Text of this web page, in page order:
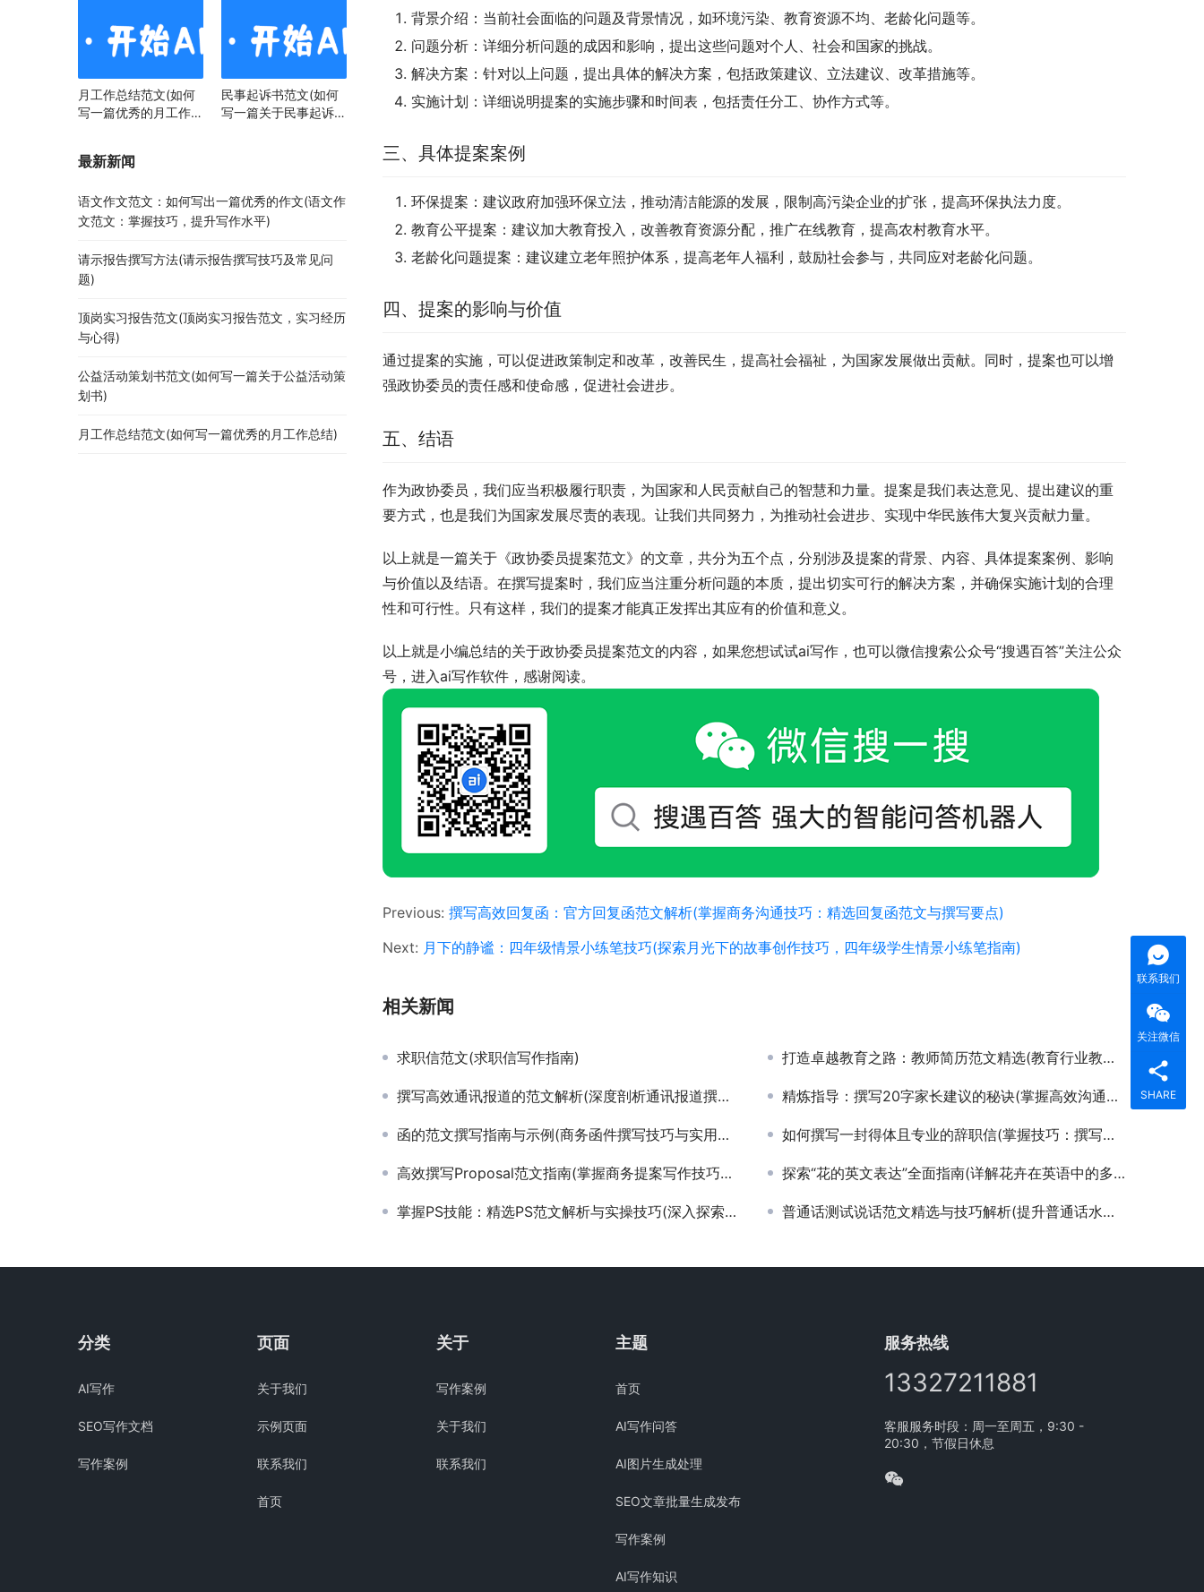
背景介绍：当前社会面临的问题及背景情况，如环境污染、教育资源不均、老龄化问题等。
问题分析：详细分析问题的成因和影响，提出这些问题对个人、社会和国家的挑战。
解决方案：针对以上问题，提出具体的解决方案，包括政策建议、立法建议、改革措施等。
实施计划：详细说明提案的实施步骤和时间表，包括责任分工、协作方式等。
三、具体提案案例
环保提案：建议政府加强环保立法，推动清洁能源的发展，限制高污染企业的扩张，提高环保执法力度。
教育公平提案：建议加大教育投入，改善教育资源分配，推广在线教育，提高农村教育水平。
老龄化问题提案：建议建立老年照护体系，提高老年人福利，鼓励社会参与，共同应对老龄化问题。
四、提案的影响与价值
通过提案的实施，可以促进政策制定和改革，改善民生，提高社会福祉，为国家发展做出贡献。同时，提案也可以增
强政协委员的责任感和使命感，促进社会进步。
五、结语
作为政协委员，我们应当积极履行职责，为国家和人民贡献自己的智慧和力量。提案是我们表达意见、提出建议的重
要方式，也是我们为国家发展尽责的表现。让我们共同努力，为推动社会进步、实现中华民族伟大复兴贡献力量。
以上就是一篇关于《政协委员提案范文》的文章，共分为五个点，分别涉及提案的背景、内容、具体提案案例、影响
与价值以及结语。在撰写提案时，我们应当注重分析问题的本质，提出切实可行的解决方案，并确保实施计划的合理
性和可行性。只有这样，我们的提案才能真正发挥出其应有的价值和意义。
以上就是小编总结的关于政协委员提案范文的内容，如果您想试试ai写作，也可以微信搜索公众号“搜遇百答”关注公众
号，进入ai写作软件，感谢阅读。
Previous: 撰写高效回复函：官方回复函范文解析(掌握商务沟通技巧：精选回复函范文与撰写要点)
Next: 月下的静谧：四年级情景小练笔技巧(探索月光下的故事创作技巧，四年级学生情景小练笔指南)
相关新闻
求职信范文(求职信写作指南) 打造卓越教育之路：教师简历范文精选(教育行业教师求职简历撰写技巧与范例)
撰写高效通讯报道的范文解析(深度剖析通讯报道撰写技巧与经典范文示例) 精炼指导：撰写20字家长建议的秘诀(掌握高效沟通，撰写精炼家长建议长文指南)
函的范文撰写指南与示例(商务函件撰写技巧与实用范文解析) 如何撰写一封得体且专业的辞职信(掌握技巧：撰写有效辞职信以维护职场关系)
高效撰写Proposal范文指南(掌握商务提案写作技巧与优秀Proposal范文案例分析) 探索“花的英文表达”全面指南(详解花卉在英语中的多样命名与表达)
掌握PS技能：精选PS范文解析与实操技巧(深入探索Photoshop经典范文创作与编辑策略) 普通话测试说话范文精选与技巧解析(提升普通话水平：实用测试说话范文与发音技巧详解)
月工作总结范文(如何
写一篇优秀的月工作总
民事起诉书范文(如何
写一篇关于民事起诉书
最新新闻
语文作文范文：如何写出一篇优秀的作文(语文作
文范文：掌握技巧，提升写作水平)
请示报告撰写方法(请示报告撰写技巧及常见问
题)
顶岗实习报告范文(顶岗实习报告范文，实习经历
与心得)
公益活动策划书范文(如何写一篇关于公益活动策
划书)
月工作总结范文(如何写一篇优秀的月工作总结)
分类
AI写作
SEO写作文档
写作案例
页面
关于我们
示例页面
联系我们
首页
关于
写作案例
关于我们
联系我们
主题
首页
AI写作问答
AI图片生成处理
SEO文章批量生成发布
写作案例
AI写作知识
服务热线
13327211881
客服服务时段：周一至周五，9:30 -
20:30，节假日休息
联系我们
关注微信
SHARE